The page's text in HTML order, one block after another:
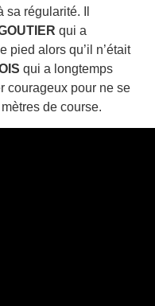
régularité. Il
qui a
pied alors qu’il n’était
qui a longtemps
courageux pour ne se
de course.